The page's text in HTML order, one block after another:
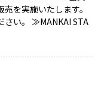
を実施いたします。
さい。 ≫MANKAI STA